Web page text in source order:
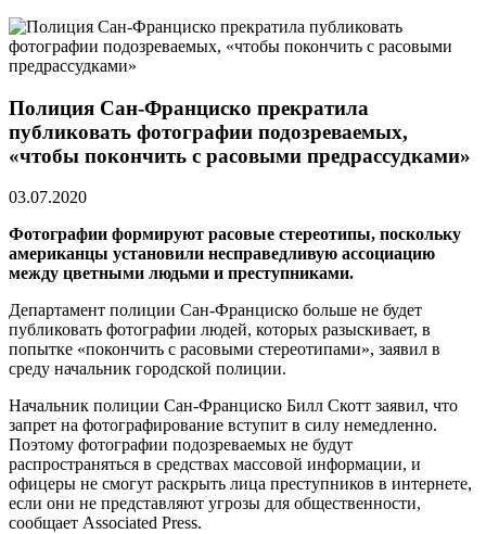
Полиция Сан-Франциско прекратила
публиковать фотографии подозреваемых,
«чтобы покончить с расовыми предрассудками»
03.07.2020
Фотографии формируют расовые стереотипы, поскольку
американцы установили несправедливую ассоциацию
между цветными людьми и преступниками.
Департамент полиции Сан-Франциско больше не будет
публиковать фотографии людей, которых разыскивает, в
попытке «покончить с расовыми стереотипами», заявил в
среду начальник городской полиции.
Начальник полиции Сан-Франциско Билл Скотт заявил, что
запрет на фотографирование вступит в силу немедленно.
Поэтому фотографии подозреваемых не будут
распространяться в средствах массовой информации, и
офицеры не смогут раскрыть лица преступников в интернете,
если они не представляют угрозы для общественности,
сообщает Associated Press.